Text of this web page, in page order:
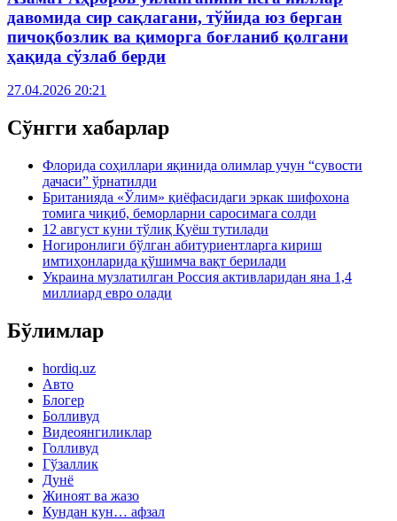
давомида сир сақлагани, тўйида юз берган
пичоқбозлик ва қиморга боғланиб қолгани
ҳақида сўзлаб берди
27.04.2026 20:21
Сўнгги хабарлар
Флорида соҳиллари яқинида олимлар учун “сувости
дачаси” ўрнатилди
Британияда «Ўлим» қиёфасидаги эркак шифохона
томига чиқиб, беморларни саросимага солди
12 август куни тўлиқ Қуёш тутилади
Ногиронлиги бўлган абитуриентларга кириш
имтиҳонларида қўшимча вақт берилади
Украина музлатилган Россия активларидан яна 1,4
миллиард евро олади
Бўлимлар
hordiq.uz
Авто
Блогер
Болливуд
Видеоянгиликлар
Голливуд
Гўзаллик
Дунё
Жиноят ва жазо
Кундан кун… афзал